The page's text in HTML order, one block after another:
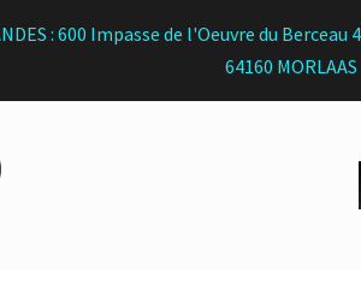
: 600 Impasse de l'Oeuvre du Berceau
64160 MORLAAS